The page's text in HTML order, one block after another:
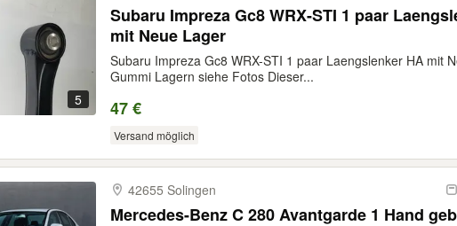
5
Subaru Impreza Gc8 WRX-STI 1 paar Laengslenker HA
mit Neue Lager
Subaru Impreza Gc8 WRX-STI 1 paar Laengslenker HA mit
Gummi Lagern siehe Fotos Dieser...
47 €
Versand möglich
42655 Solingen
Mercedes-Benz C 280 Avantgarde 1 Hand